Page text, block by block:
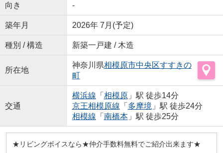
向き -
築年月 2026年 7月(予定)
種別 / 構造 新築一戸建 / 木造
所在地
神奈川県相模原市中央区すすきの
町
交通
横浜線 「 相模原」駅 徒歩14分
京王相模原線 「 多摩境 」駅 徒歩24分
相模線 「 南橋本」駅 徒歩25分
★リビングボイスなら★仲介手数料無料でご紹介出来ます★